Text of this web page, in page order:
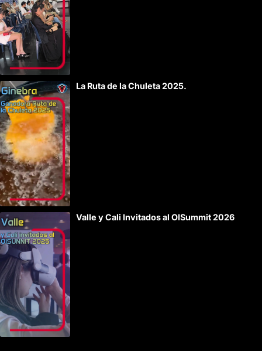
La Ruta de la Chuleta 2025.
Valle y Cali Invitados al OISummit 2026